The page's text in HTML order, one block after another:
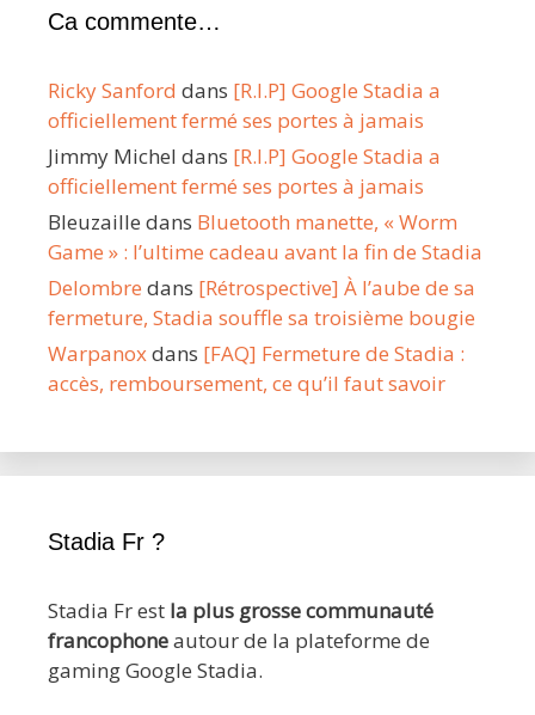
Ca commente…
Ricky Sanford dans [R.I.P] Google Stadia a
officiellement fermé ses portes à jamais
Jimmy Michel dans [R.I.P] Google Stadia a
officiellement fermé ses portes à jamais
Bleuzaille dans Bluetooth manette, « Worm
Game » : l’ultime cadeau avant la fin de Stadia
Delombre dans [Rétrospective] À l’aube de sa
fermeture, Stadia souffle sa troisième bougie
Warpanoxdans [FAQ] Fermeture de Stadia :
accès, remboursement, ce qu’il faut savoir
Stadia Fr ?
Stadia Fr est la plus grosse communauté
francophoneautour de la plateforme de
gaming Google Stadia.